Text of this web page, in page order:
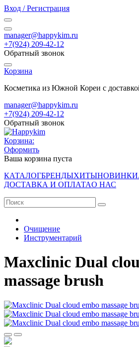
Вход / Регистрация
manager@happykim.ru
+7(924) 209-42-12
Обратный звонок
Корзина
Косметика из Южной Кореи с
manager@happykim.ru
+7(924) 209-42-12
Обратный звонок
Корзина:
Оформить
Ваша корзина пуста
КАТАЛОГБРЕНДЫХИТЫНОВИНКИ
ДОСТАВКА И ОПЛАТАО НАС
Очищение
Инструментарий
Maxclinic Dual
massage brush